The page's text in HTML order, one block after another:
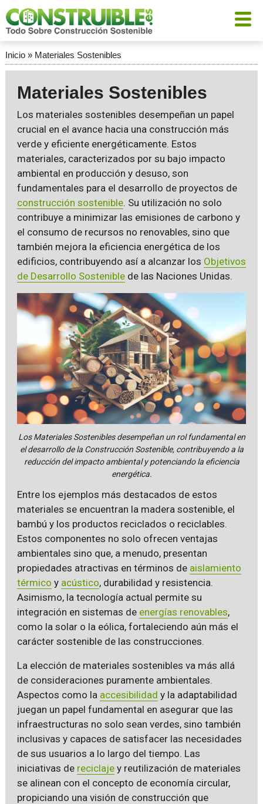
Inicio» Materiales Sostenibles
Materiales Sostenibles
Los materiales sostenibles desempeñan un papel
crucial en el avance hacia una construcción más
verde y eficiente energéticamente. Estos
materiales, caracterizados por su bajo impacto
ambiental en producción y desuso, son
fundamentales para el desarrollo de proyectos de
construcción sostenible. Su utilización no solo
contribuye a minimizar las emisiones de carbono y
el consumo de recursos no renovables, sino que
también mejora la eficiencia energética de los
edificios, contribuyendo así a alcanzar los Objetivos
de Desarrollo Sosteniblede las Naciones Unidas.
Los Materiales Sostenibles desempeñan un rol fundamental en
el desarrollo de la Construcción Sostenible, contribuyendo a la
reducción del impacto ambiental y potenciando la eficiencia
energética.
Entre los ejemplos más destacados de estos
materiales se encuentran la madera sostenible, el
bambú y los productos reciclados o reciclables.
Estos componentes no solo ofrecen ventajas
ambientales sino que, a menudo, presentan
propiedades atractivas en términos de aislamiento
térmico y acústico, durabilidad y resistencia.
Asimismo, la tecnología actual permite su
integración en sistemas de energías renovables,
como la solar o la eólica, fortaleciendo aún más el
carácter sostenible de las construcciones.
La elección de materiales sostenibles va más allá
de consideraciones puramente ambientales.
Aspectos como la accesibilidad y la adaptabilidad
juegan un papel fundamental en asegurar que las
infraestructuras no solo sean verdes, sino también
inclusivas y capaces de satisfacer las necesidades
de sus usuarios a lo largo del tiempo. Las
iniciativas de reciclajey reutilización de materiales
se alinean con el concepto de economía circular,
propiciando una visión de construcción que